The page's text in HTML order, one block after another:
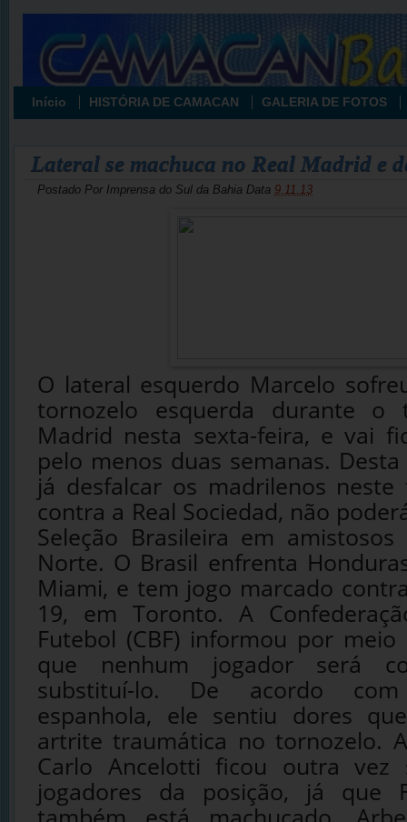
Início HISTÓRIA DE CAMACAN GALERIA DE FOTOS
Lateral se machuca no Real Madrid e
Postado Por Imprensa do Sul da Bahia Data 9.11.13
O lateral esquerdo Marcelo
tornozelo esquerda durante o
Madrid nesta sexta-feira, e vai
pelo menos duas semanas.
já desfalcar os madrilenos
contra a Real Sociedad, não
Seleção Brasileira em
Norte. O Brasil enfrenta
Miami, e tem jogo marcado
19, em Toronto. A
Futebol (CBF) informou por
que nenhum jogador será
substituí-lo. De acordo
espanhola, ele sentiu dores
artrite traumática no tornozelo.
Carlo Ancelotti ficou outra vez
jogadores da posição, já que